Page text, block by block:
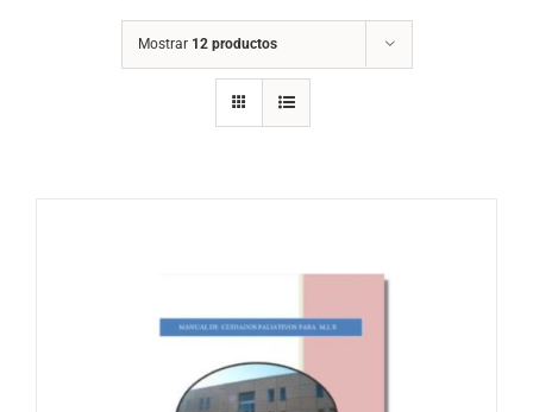
Mostrar 12 productos